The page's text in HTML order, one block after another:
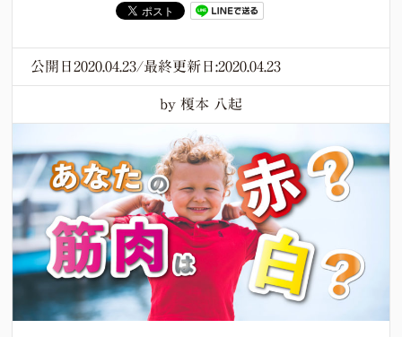
公開日2020.04.23/最終更新日:2020.04.23
by 榎本 八起